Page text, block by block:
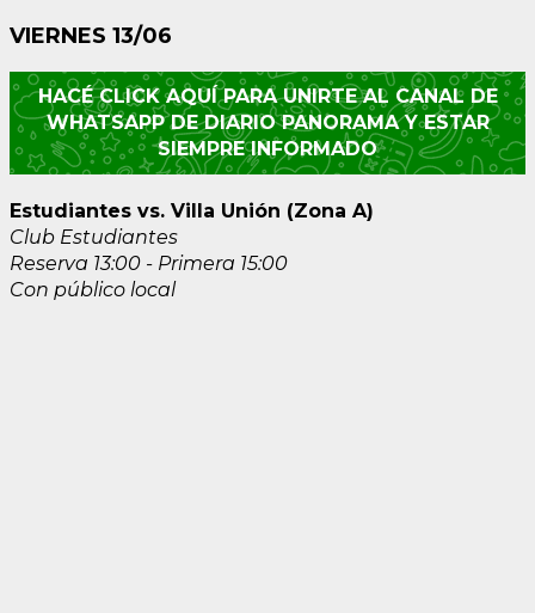
VIERNES 13/06
HACÉ CLICK AQUÍ PARA UNIRTE AL CANAL DE
WHATSAPP DE DIARIO PANORAMA Y ESTAR
SIEMPRE INFORMADO
Estudiantes vs. Villa Unión (Zona A)
Club Estudiantes
Reserva 13:00 - Primera 15:00
Con público local